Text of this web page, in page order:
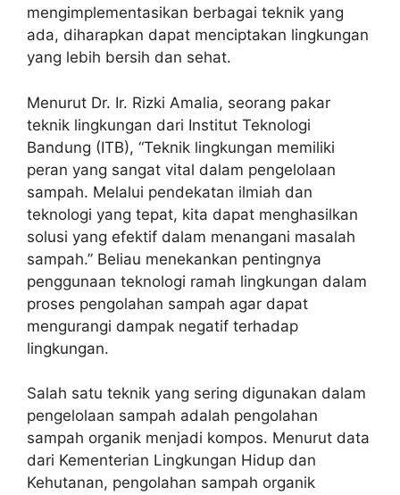
mengimplementasikan berbagai teknik yang
ada, diharapkan dapat menciptakan lingkungan
yang lebih bersih dan sehat.
Menurut Dr. Ir. Rizki Amalia, seorang pakar
teknik lingkungan dari Institut Teknologi
Bandung (ITB), “Teknik lingkungan memiliki
peran yang sangat vital dalam pengelolaan
sampah. Melalui pendekatan ilmiah dan
teknologi yang tepat, kita dapat menghasilkan
solusi yang efektif dalam menangani masalah
sampah.” Beliau menekankan pentingnya
penggunaan teknologi ramah lingkungan dalam
proses pengolahan sampah agar dapat
mengurangi dampak negatif terhadap
lingkungan.
Salah satu teknik yang sering digunakan dalam
pengelolaan sampah adalah pengolahan
sampah organik menjadi kompos. Menurut data
dari Kementerian Lingkungan Hidup dan
Kehutanan, pengolahan sampah organik